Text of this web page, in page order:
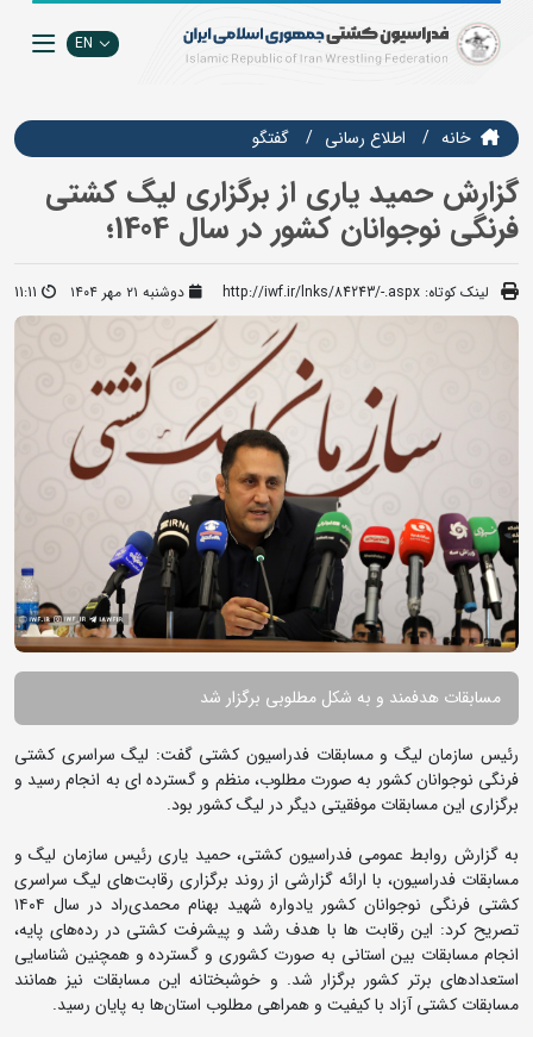
EN
خانه اطلاع رسانی گفتگو
گزارش حمید یاری از برگزاری لیگ کشتی
فرنگی نوجوانان کشور در سال 1404؛
لینک کوتاه: http://iwf.ir/lnks/84243/-.aspx دوشنبه ۲۱ مهر ۱۴۰۴ 11:11
مسابقات هدفمند و به شکل مطلوبی برگزار شد
رئیس سازمان لیگ و مسابقات فدراسیون کشتی گفت: لیگ سراسری کشتی
فرنگی نوجوانان کشور به صورت مطلوب، منظم و گسترده ای به انجام رسید و
برگزاری این مسابقات موفقیتی دیگر در لیگ کشور بود.
به گزارش روابط عمومی فدراسیون کشتی، حمید یاری رئیس سازمان لیگ و
مسابقات فدراسیون، با ارائه گزارشی از روند برگزاری رقابت‌های لیگ سراسری
کشتی فرنگی نوجوانان کشور یادواره شهید بهنام محمدی‌راد در سال ۱۴۰۴
تصریح کرد: این رقابت ها با هدف رشد و پیشرفت کشتی در رده‌های پایه،
انجام مسابقات بین استانی به صورت کشوری و گسترده و همچنین شناسایی
استعدادهای برتر کشور برگزار شد. و خوشبختانه این مسابقات نیز همانند
مسابقات کشتی آزاد با کیفیت و همراهی مطلوب استان‌ها به پایان رسید.